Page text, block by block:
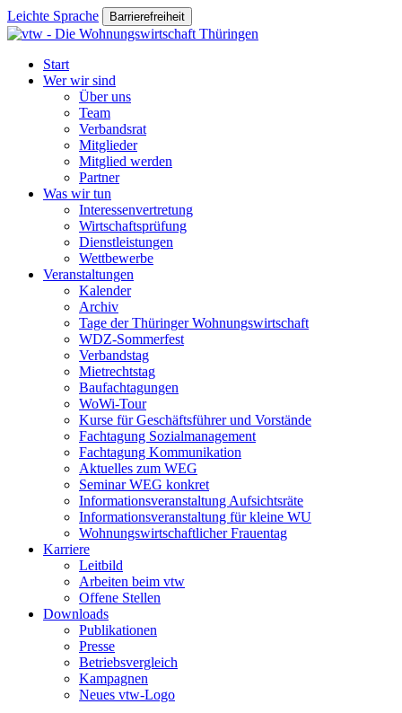
Leichte Sprache Barrierefreiheit
Start
Wer wir sind
Über uns
Team
Verbandsrat
Mitglieder
Mitglied werden
Partner
Was wir tun
Interessenvertretung
Wirtschaftsprüfung
Dienstleistungen
Wettbewerbe
Veranstaltungen
Kalender
Archiv
Tage der Thüringer Wohnungswirtschaft
WDZ-Sommerfest
Verbandstag
Mietrechtstag
Baufachtagungen
WoWi-Tour
Kurse für Geschäftsführer und Vorstände
Fachtagung Sozialmanagement
Fachtagung Kommunikation
Aktuelles zum WEG
Seminar WEG konkret
Informationsveranstaltung Aufsichtsräte
Informationsveranstaltung für kleine WU
Wohnungswirtschaftlicher Frauentag
Karriere
Leitbild
Arbeiten beim vtw
Offene Stellen
Downloads
Publikationen
Presse
Betriebsvergleich
Kampagnen
Neues vtw-Logo